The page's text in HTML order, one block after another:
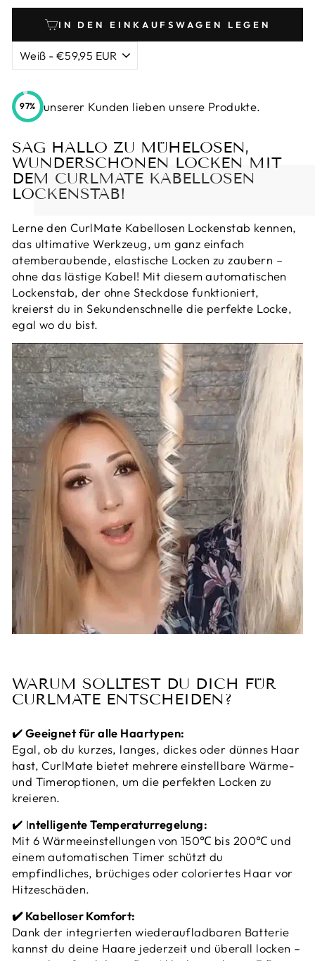
IN DEN EINKAUFSWAGEN LEGEN
97% unserer Kunden lieben unsere Produkte.
SAG HALLO ZU MÜHELOSEN,
WUNDERSCHÖNEN LOCKEN MIT
DEM CURLMATE KABELLOSEN
LOCKENSTAB!
Lerne den CurlMate Kabellosen Lockenstab kennen,
das ultimative Werkzeug, um ganz einfach
atemberaubende, elastische Locken zu zaubern –
ohne das lästige Kabel! Mit diesem automatischen
Lockenstab, der ohne Steckdose funktioniert,
kreierst du in Sekundenschnelle die perfekte Locke,
egal wo du bist.
WARUM SOLLTEST DU DICH FÜR
CURLMATE ENTSCHEIDEN?
✔️Geeignet für alle Haartypen:
Egal, ob du kurzes, langes, dickes oder dünnes Haar
hast, CurlMate bietet mehrere einstellbare Wärme-
und Timeroptionen, um die perfekten Locken zu
kreieren.
✔️ Intelligente Temperaturregelung:
Mit 6 Wärmeeinstellungen von 150℃ bis 200℃ und
einem automatischen Timer schützt du
empfindliches, brüchiges oder coloriertes Haar vor
Hitzeschäden.
✔️ Kabelloser Komfort:
Dank der integrierten wiederaufladbaren Batterie
kannst du deine Haare jederzeit und überall locken –